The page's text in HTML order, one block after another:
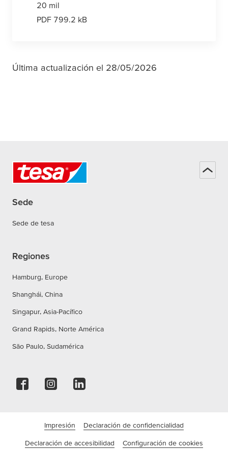
20 mil
PDF 799.2 kB
Última actualización el 28/05/2026
Sede
Sede de tesa
Regiones
Hamburg, Europe
Shanghái, China
Singapur, Asia-Pacífico
Grand Rapids, Norte América
São Paulo, Sudamérica
Impresión Declaración de confidencialidad
Declaración de accesibilidad Configuración de cookies